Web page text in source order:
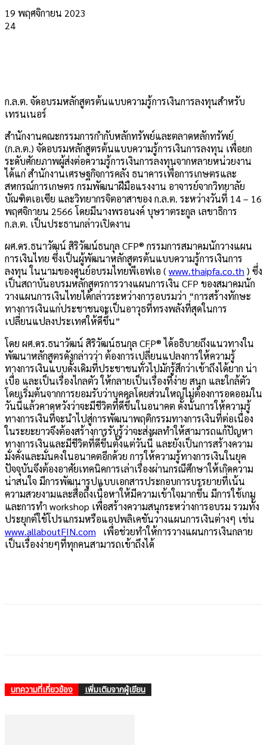
19 พฤศจิกายน 2023
24
ก.ล.ต. จัดอบรมหลักสูตรต้นแบบความรู้การเงินการลงทุนสำหรับ
เทรนเนอร์
สำนักงานคณะกรรมการกำกับหลักทรัพย์และตลาดหลักทรัพย์
(ก.ล.ต.) จัดอบรมหลักสูตรต้นแบบความรู้การเงินการลงทุน เพื่อยก
ระดับศักยภาพผู้ส่งต่อความรู้การเงินการลงทุนจากหลายหน่วยงาน
ได้แก่ สำนักงานเศรษฐกิจการคลัง ธนาคารเพื่อการเกษตรและ
สหกรณ์การเกษตร กรมพัฒนาฝีมือแรงงาน อาจารย์จากวิทยาลัย
บัณฑิตเอเซีย และวิทยากรจิตอาสาของ ก.ล.ต. ระหว่างวันที่ 14 – 16
พฤศจิกายน 2566 โดยมีนางพรอนงค์ บุษราตระกูล เลขาธิการ
ก.ล.ต. เป็นประธานกล่าวเปิดงาน
ผศ.ดร.ธนาวัฒน์ สิริวัฒน์ธนกุล CFP® กรรมการสมาคมนักวางแผน
การเงินไทย ซึ่งเป็นผู้พัฒนาหลักสูตรต้นแบบความรู้การเงินการ
ลงทุน ในนามของศูนย์อบรมไทยพีเอฟเอ (www.thaipfa.co.th ) ซึ่ง
เป็นสถาบันอบรมหลักสูตรการวางแผนการเงิน CFP ของสมาคมนัก
วางแผนการเงินไทยได้กล่าวระหว่างการอบรมว่า “การสร้างทักษะ
ทางการเงินแก่ประชาชนจะเป็นอาวุธที่ทรงพลังที่สุดในการ
เปลี่ยนแปลงประเทศให้ดีขึ้น”
โดย ผศ.ดร.ธนาวัฒน์ สิริวัฒน์ธนกุล CFP® ได้อธิบายถึงแนวทางใน
พัฒนาหลักสูตรดังกล่าวว่า ต้องการเปลี่ยนแปลงการให้ความรู้
ทางการเงินแบบดั้งเดิมที่ประชาชนทั่วไปมักรู้สึกว่าเข้าถึงได้ยาก น่า
เบื่อ และเป็นเรื่องไกลตัว ให้กลายเป็นเรื่องที่ง่าย สนุก และใกล้ตัว
โดยเริ่มต้นจากการยอมรับว่าบุคคลโดยส่วนใหญ่ไม่ต้องการอดออมใน
วันนี้แล้วคาดหวังว่าจะมีชีวิตที่ดีขึ้นในอนาคต ดังนั้นการให้ความรู้
ทางการเงินที่จะนำไปสู่การพัฒนาพฤติกรรมทางการเงินที่ต่อเนื่อง
ในระยะยาวจึงต้องสร้างการรับรู้ว่าจะส่งผลทำให้สามารถแก้ปัญหา
ทางการเงินและมีชีวิตที่ดีขึ้นตั้งแต่วันนี้ และยังเป็นการสร้างความ
มั่งคั่งและมั่นคงในอนาคตอีกด้วย การให้ความรู้ทางการเงินในยุค
ปัจจุบันจึงต้องอาศัยเทคนิคการเล่าเรื่องผ่านกรณีศึกษาให้เกิดความ
น่าสนใจ มีการพัฒนารูปแบบเอกสารประกอบการบรรยายที่เน้น
ความสวยงามและสื่อถึงเนื้อหาให้มีความเข้าใจมากขึ้น มีการใช้เกม
และการทำ workshop เพื่อสร้างความสนุกระหว่างการอบรม รวมทั้ง
ประยุกต์ใช้โปรแกรมหรือแอปพลิเคชันวางแผนการเงินต่างๆ เช่น
www.allaboutFIN.com เพื่อช่วยทำให้การวางแผนการเงินกลาย
เป็นเรื่องง่ายๆที่ทุกคนสามารถเข้าถึงได้
บทความที่เกี่ยวข้อง เพิ่มเติมจากผู้เขียน